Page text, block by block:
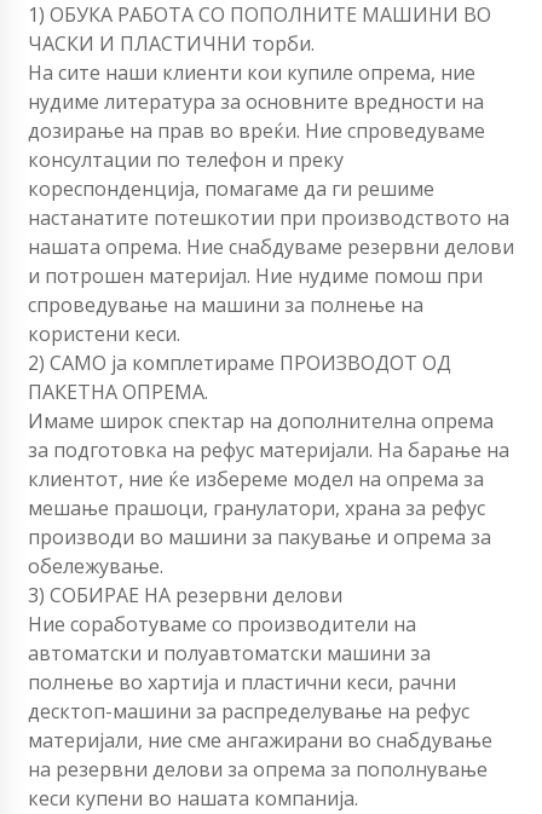
1) ОБУКА РАБОТА СО ПОПОЛНИТЕ МАШИНИ ВО
ЧАСКИ И ПЛАСТИЧНИ торби.
На сите наши клиенти кои купиле опрема, ние
нудиме литература за основните вредности на
дозирање на прав во вреќи. Ние спроведуваме
консултации по телефон и преку
кореспонденција, помагаме да ги решиме
настанатите потешкотии при производството на
нашата опрема. Ние снабдуваме резервни делови
и потрошен материјал. Ние нудиме помош при
спроведување на машини за полнење на
користени кеси.
2) САМО ја комплетираме ПРОИЗВОДОТ ОД
ПАКЕТНА ОПРЕМА.
Имаме широк спектар на дополнителна опрема
за подготовка на рефус материјали. На барање на
клиентот, ние ќе избереме модел на опрема за
мешање прашоци, гранулатори, храна за рефус
производи во машини за пакување и опрема за
обележување.
3) СОБИРАЕ НА резервни делови
Ние соработуваме со производители на
автоматски и полуавтоматски машини за
полнење во хартија и пластични кеси, рачни
десктоп-машини за распределување на рефус
материјали, ние сме ангажирани во снабдување
на резервни делови за опрема за пополнување
кеси купени во нашата компанија.